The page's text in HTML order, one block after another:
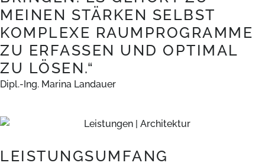
MEINEN STÄRKEN SELBST
KOMPLEXE RAUMPROGRAMME
ZU ERFASSEN UND OPTIMAL
ZU LÖSEN.“
Dipl.-Ing. Marina Landauer
LEISTUNGSUMFANG